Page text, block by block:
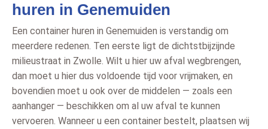
huren in Genemuiden
Een container huren in Genemuiden is verstandig om
meerdere redenen. Ten eerste ligt de dichtstbijzijnde
milieustraat in Zwolle. Wilt u hier uw afval wegbrengen,
dan moet u hier dus voldoende tijd voor vrijmaken, en
bovendien moet u ook over de middelen — zoals een
aanhanger — beschikken om al uw afval te kunnen
vervoeren. Wanneer u een container bestelt, plaatsen wij